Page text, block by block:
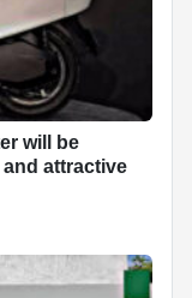
will be
attractive